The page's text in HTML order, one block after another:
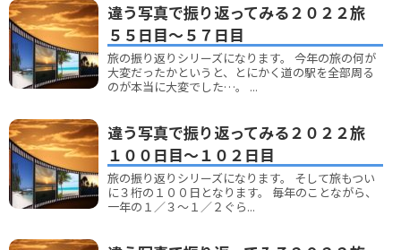
違う写真で振り返ってみる２０２２旅
５５日目～５７日目
旅の振り返りシリーズになります。 今年の旅の何が
大変だったかというと、とにかく道の駅を全部周る
のが本当に大変でした…。 ...
違う写真で振り返ってみる２０２２旅
１００日目～１０２日目
旅の振り返りシリーズになります。 そして旅もつい
に３桁の１００日となります。 毎年のことながら、
一年の１／３～１／２ぐら...